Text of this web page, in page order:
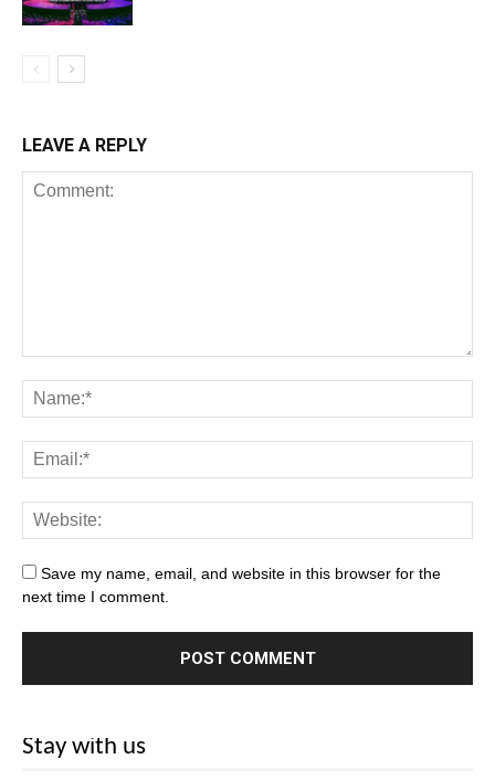
LEAVE A REPLY
Save my name, email, and website in this browser for the
next time I comment.
Stay with us